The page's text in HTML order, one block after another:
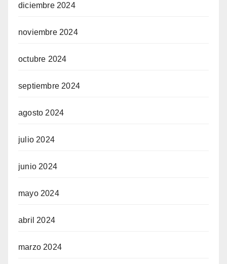
diciembre 2024
noviembre 2024
octubre 2024
septiembre 2024
agosto 2024
julio 2024
junio 2024
mayo 2024
abril 2024
marzo 2024